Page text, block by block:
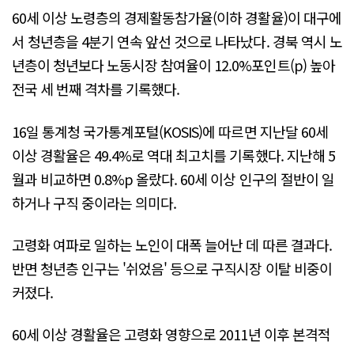
60세 이상 노령층의 경제활동참가율(이하 경활율)이 대구에
서 청년층을 4분기 연속 앞선 것으로 나타났다. 경북 역시 노
년층이 청년보다 노동시장 참여율이 12.0%포인트(p) 높아
전국 세 번째 격차를 기록했다.
16일 통계청 국가통계포털(KOSIS)에 따르면 지난달 60세
이상 경활율은 49.4%로 역대 최고치를 기록했다. 지난해 5
월과 비교하면 0.8%p 올랐다. 60세 이상 인구의 절반이 일
하거나 구직 중이라는 의미다.
고령화 여파로 일하는 노인이 대폭 늘어난 데 따른 결과다.
반면 청년층 인구는 '쉬었음' 등으로 구직시장 이탈 비중이
커졌다.
60세 이상 경활율은 고령화 영향으로 2011년 이후 본격적